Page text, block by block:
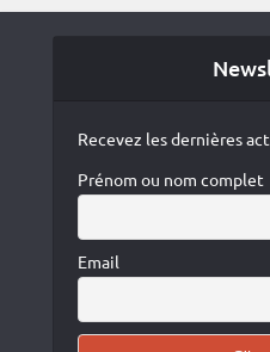
Recevez les dernières
Prénom ou nom complet
Email